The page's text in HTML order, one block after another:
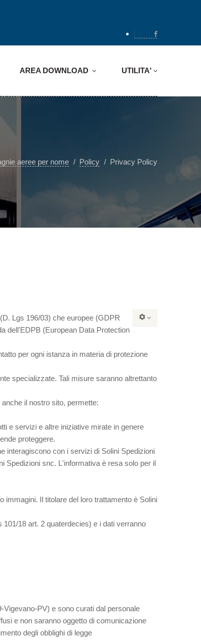
AREA DOWNLOAD UTILITA'
aeree per nome Policy Privacy Policy
Lgs 196/03) che europee (GDPR
dell'EDPB (European Data Protection
per ogni istanza in materia di protezione
specializzate. Tali misure saranno altrettanto
il nostro sito, permette:
e servizi e altre iniziative mirate in genere
proteggere.
interagiscono con i servizi di Solini Spedizioni
Spedizioni snc. L'informativa è resa solo per il
immagini. Il titolare del loro trattamento è Solini
18 art. 2 quaterdecies) e i dati verranno
PV) e sono curati dal personale
e non saranno oggetto di comunicazione
degli obblighi di legge